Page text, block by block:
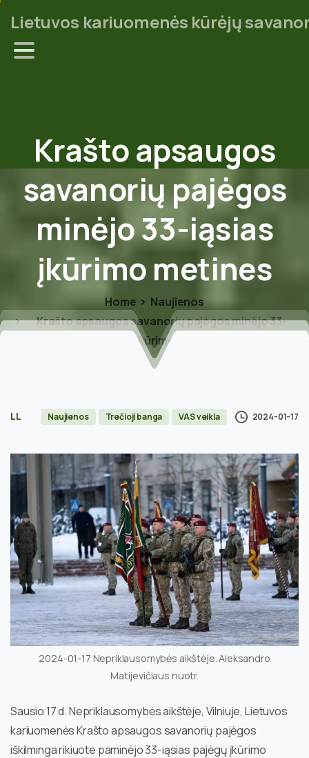
Lietuvos kariuomenės kūrėjų
Kraštoapsaugos
savanorių pajėgos
minėjo33-iąsias
įkūrimo metines
Home
Naujienos
Krašto apsaugos savanorių pajėgos minėjo 33-
iąsias įkūrimo metines
LL Naujienos Trečioji banga VAS veikla 2024-01-17
2024-01-17 Nepriklausomybės aikštėje. Aleksandro
Matijevičiaus nuotr.
Sausio 17 d. Nepriklausomybės aikštėje, Vilniuje, Lietuvos
kariuomenės Krašto apsaugos savanorių pajėgos
iškilminga rikiuote paminėjo 33-iąsias pajėgų įkūrimo